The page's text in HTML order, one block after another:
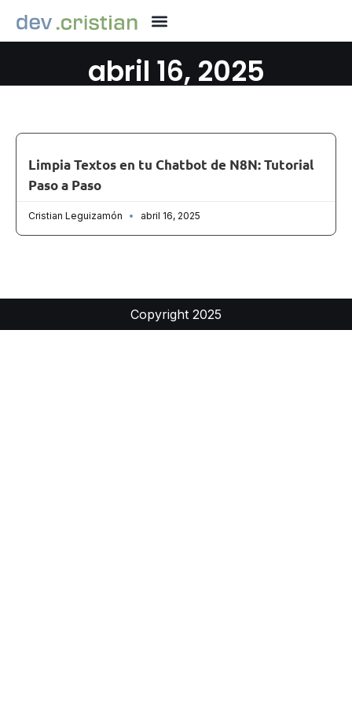
abril 16, 2025
Limpia Textos en tu Chatbot de N8N: Tutorial
Paso a Paso
Cristian Leguizamón abril 16, 2025
Copyright 2025